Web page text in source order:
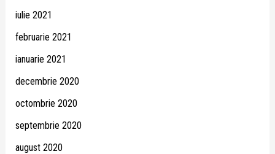
iulie 2021
februarie 2021
ianuarie 2021
decembrie 2020
octombrie 2020
septembrie 2020
august 2020